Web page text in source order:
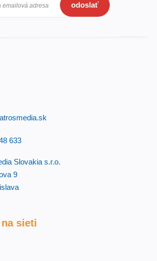
emailová adresa odoslať
633
Slovakia s.r.o.
9
sieti